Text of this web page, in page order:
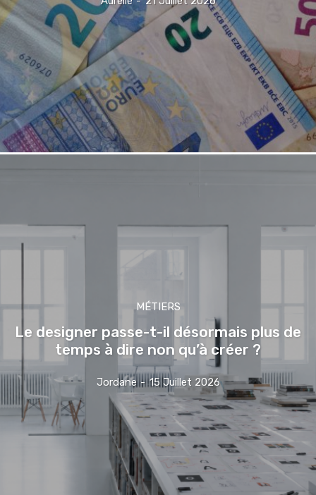
MÉTIERS
Le designer passe-t-il désormais plus de
temps à dire non qu’à créer ?
Jordane - 15 Juillet 2026